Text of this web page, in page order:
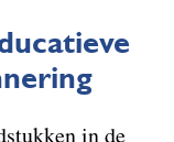
in de